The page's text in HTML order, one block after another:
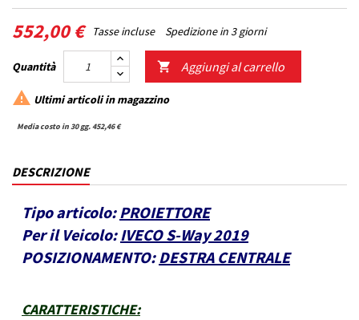
552,00 € Tasse incluse Spedizione in 3 giorni
Quantità  Aggiungi al carrello
 Ultimi articoli in magazzino
Media costo in 30 gg. 452,46 €
DESCRIZIONE
Tipo articolo: PROIETTORE
Per il Veicolo: IVECO S-Way 2019
POSIZIONAMENTO: DESTRA CENTRALE
CARATTERISTICHE: